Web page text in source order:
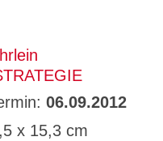
06.09.2012
x 15,3 cm